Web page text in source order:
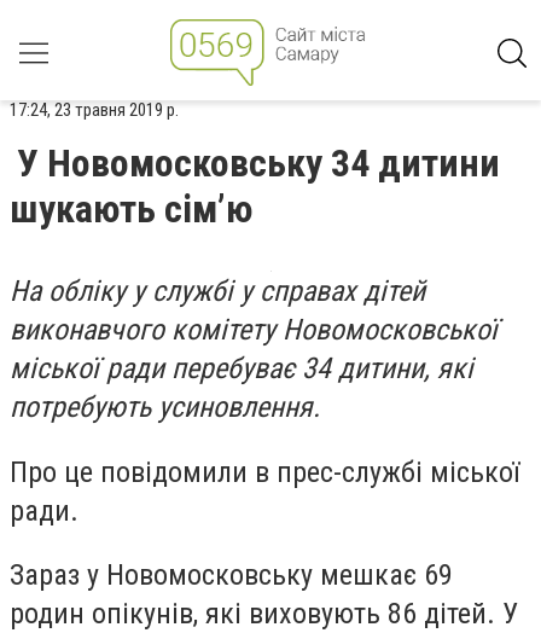
17:24, 23 травня 2019 р.
У Новомосковську 34 дитини
шукають сім’ю
На обліку у службі у справах дітей
виконавчого комітету Новомосковської
міської ради перебуває 34 дитини, які
потребують усиновлення.
Про це повідомили в прес-службі міської
ради.
Зараз у Новомосковську мешкає 69
родин опікунів, які виховують 86 дітей. У